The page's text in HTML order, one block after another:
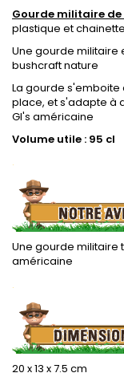
Gourde militaire
plastique et
Une gourde militaire
bushcraft nature
La gourde s'emboite
place, et s'adapte à
GI's américaine
Volume utile : 95 cl
.
Une gourde militaire
américaine
.
20 x 13 x 7.5 cm